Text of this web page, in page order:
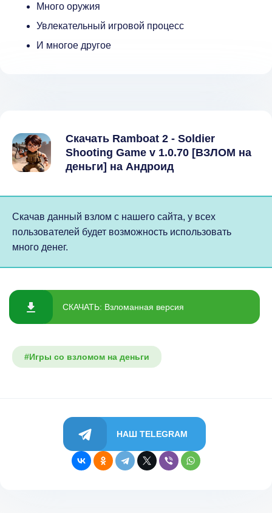
Много оружия
Увлекательный игровой процесс
И многое другое
Скачать Ramboat 2 - Soldier
Shooting Game v 1.0.70 [ВЗЛОМ на
деньги] на Андроид
Скачав данный взлом с нашего сайта, у всех
пользователей будет возможность использовать
много денег.
СКАЧАТЬ: Взломанная версия
#Игры со взломом на деньги
НАШ TELEGRAM